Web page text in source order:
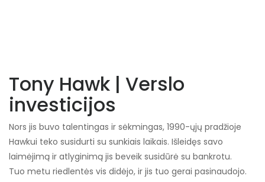
Tony Hawk | Verslo
investicijos
Nors jis buvo talentingas ir sėkmingas, 1990-ųjų pradžioje
Hawkui teko susidurti su sunkiais laikais. Išleidęs savo
laimėjimą ir atlyginimą jis beveik susidūrė su bankrotu.
Tuo metu riedlentės vis didėjo, ir jis tuo gerai pasinaudojo.